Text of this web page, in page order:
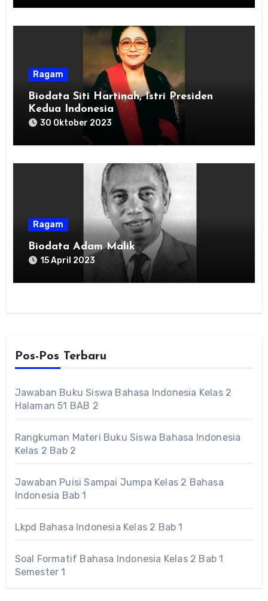
Ragam
Biodata Siti Hartinah, Istri Presiden
Kedua Indonesia
30 Oktober 2023
Ragam
Biodata Adam Malik
15 April 2023
Pos-Pos Terbaru
Jawaban Buku Siswa Bahasa Indonesia Kelas 2
Halaman 51 BAB 2
Rangkuman Materi Buku Siswa Bahasa Indonesia
Kelas 2 Bab 2
Jawaban Puisi Sampai Jumpa Kelas 2 Bahasa
Indonesia Bab 1
Lkpd Bahasa Indonesia Kelas 2 Bab 1
Soal Formatif Bahasa Indonesia Kelas 2 Bab 1
Semester 1